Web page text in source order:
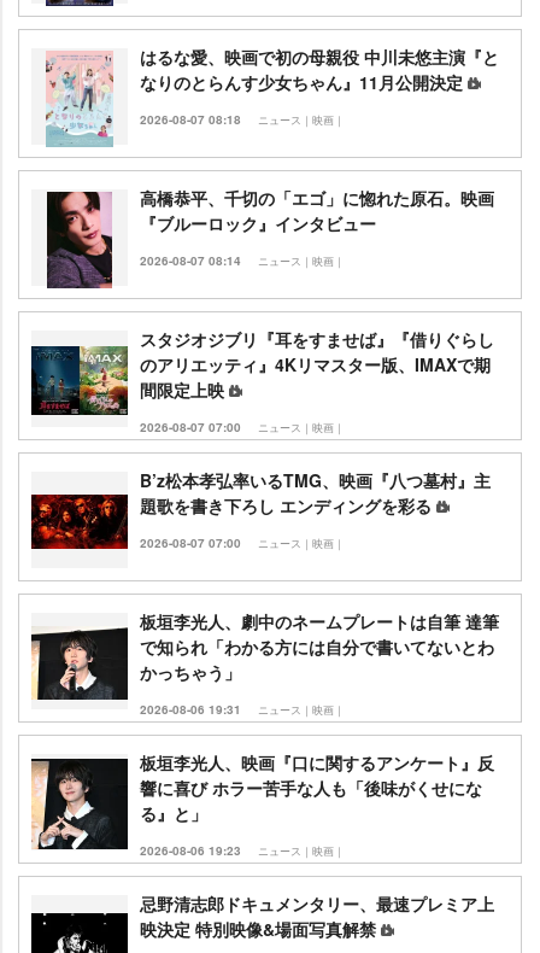
はるな愛、映画で初の母親役 中川未悠主演『と
なりのとらんす少女ちゃん』11月公開決定
2026-08-07 08:18 ニュース｜映画｜
高橋恭平、千切の「エゴ」に惚れた原石。映画
『ブルーロック』インタビュー
2026-08-07 08:14 ニュース｜映画｜
スタジオジブリ『耳をすませば』『借りぐらし
のアリエッティ』4Kリマスター版、IMAXで期
間限定上映
2026-08-07 07:00 ニュース｜映画｜
B’z松本孝弘率いるTMG、映画『八つ墓村』主
題歌を書き下ろし エンディングを彩る
2026-08-07 07:00 ニュース｜映画｜
板垣李光人、劇中のネームプレートは自筆 達筆
で知られ「わかる方には自分で書いてないとわ
かっちゃう」
2026-08-06 19:31 ニュース｜映画｜
板垣李光人、映画『口に関するアンケート』反
響に喜び ホラー苦手な人も「後味がくせにな
る』と」
2026-08-06 19:23 ニュース｜映画｜
忌野清志郎ドキュメンタリー、最速プレミア上
映決定 特別映像&場面写真解禁